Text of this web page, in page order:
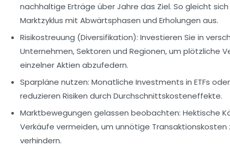
nachhaltige Erträge über Jahre das Ziel. So gleicht
Marktzyklus mit Abwärtsphasen und Erholungen aus.
Risikostreuung (Diversifikation): Investieren Sie in
Unternehmen, Sektoren und Regionen, um plötzliche
einzelner Aktien abzufedern.
Sparpläne nutzen: Monatliche Investments in ETFs
reduzieren Risiken durch Durchschnittskosteneffekte.
Marktbewegungen gelassen beobachten: Hektische
Verkäufe vermeiden, um unnötige Transaktionskosten
verhindern.